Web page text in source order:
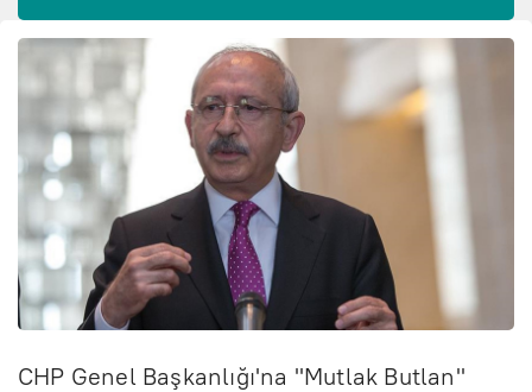
CHP Genel Başkanlığı'na "Mutlak Butlan"